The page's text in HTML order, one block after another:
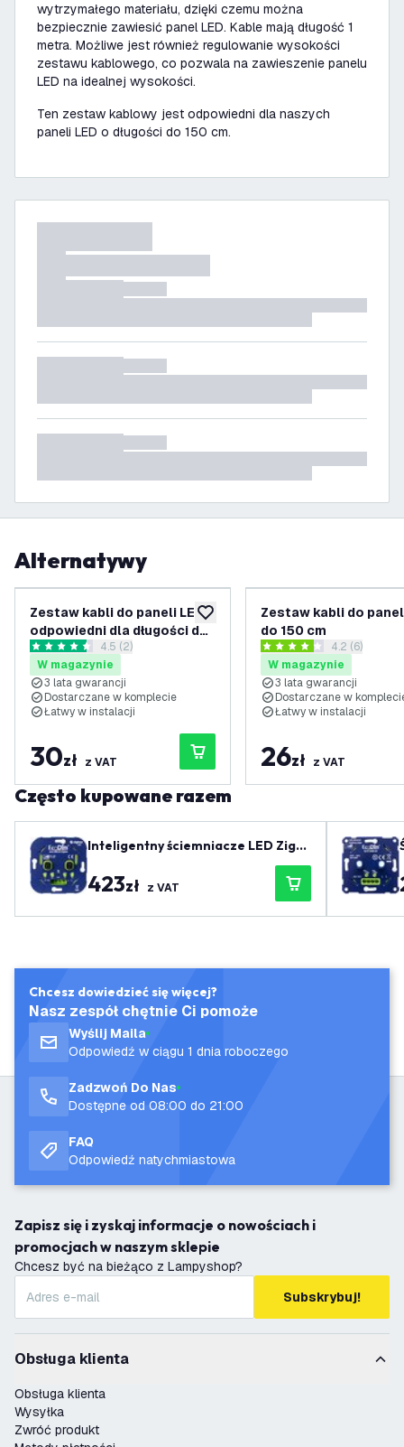
wytrzymałego materiału, dzięki czemu można
bezpiecznie zawiesić panel LED. Kable mają długość 1
metra. Możliwe jest również regulowanie wysokości
zestawu kablowego, co pozwala na zawieszenie panelu
LED na idealnej wysokości.
Ten zestaw kablowy jest odpowiedni dla naszych
paneli LED o długości do 150 cm.
Alternatywy
dodaj do listy życzeń
Zestaw kabli do paneli LED -
odpowiedni dla długości do
150 cm otwórz panel recenzji
4.5 Gwiazdki oceny
4.5 (2)
W magazynie
3 lata gwarancji
Dostarczane w komplecie
Łatwy w instalacji
30zł z VAT
Zestaw kabli do
do 150 cm
otwórz panel
4.2 Gwiazdki oceny
4.2 (6)
W magazynie
3 lata gwarancji
Dostarczane w
Łatwy w instalacji
26zł z VAT
Często kupowane razem
Inteligentny ściemniacze LED Zigb
ee Duo do wbudowania 2x 0-100 W
220-240 V - odcięcie fazy
423zł z VAT
Chcesz dowiedzieć się więcej?
Nasz zespół chętnie Ci pomoże
Wyślij Maila
Odpowiedź w ciągu 1 dnia roboczego
Zadzwoń Do Nas
Dostępne od 08:00 do 21:00
FAQ
Odpowiedź natychmiastowa
Zapisz się i zyskaj informacje o nowościach i
promocjach w naszym sklepie
Chcesz być na bieżąco z Lampyshop?
Subskrybuj!
Obsługa klienta
Obsługa klienta
Wysyłka
Zwróć produkt